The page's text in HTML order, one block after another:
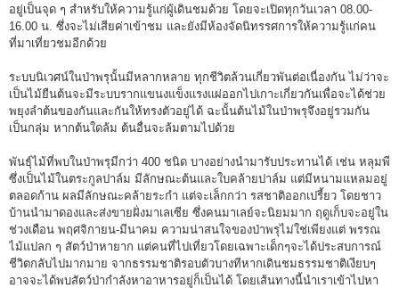
อยู่เป็นจุด ๆ สำหรับให้ความรู้แก่ผู้เดินชมด้วย โดยจะเปิดทุกวันเวลา 08.00-
16.00 น. ซึ่งจะไม่เสียค่าเข้าชม และยังมีห้องจัดนิทรรศการให้ความรู้แก่คน
ที่มาเที่ยวชมอีกด้วย
ระบบนิเวศน์ในป่าพรุนั้นมีหลากหลาย ทุกชีวิตล้วนเกี่ยวพันต่อเนื่องกัน ไม่ว่าจะ
เป็นไม้ยืนต้นจะมีระบบรากแขนงแข็งแรงแผ่ออกไปเกาะเกี่ยวกันเพื่อจะได้ช่วย
พยุงลำต้นของกันและกันให้ทรงตัวอยู่ได้ ฉะนั้นต้นไม้ในป่าพรุจึงอยู่รวมกัน
เป็นกลุ่ม หากต้นใดล้ม ต้นอื่นจะล้มตามไปด้วย
พันธุ์ไม้ที่พบในป่าพรุมีกว่า 400 ชนิด บางอย่างนำมารับประทานได้ เช่น หลุมพี
ซึ่งเป็นไม้ในตระกูลปาล์ม มีลักษณะต้นและใบคล้ายปาล์ม แต่มีหนามแหลมอยู่
ตลอดก้าน ผลมีลักษณะคล้ายระกำ แต่จะเล็กกว่า รสชาติออกเปรี้ยว โดยชาว
บ้านนำมาดองและส่งขายฝั่งมาเลเซีย ซึ่งคนมาเลย์จะนิยมมาก ฤดูเก็บจะอยู่ใน
ช่วงเดือน พฤศจิกายน-มีนาคม ความน่าสนใจของป่าพรุไม่ใช่เพียงแต่ พรรณ
ไม้แปลก ๆ สัตว์ป่าหายาก แต่คนที่ไปเที่ยวโดยเฉพาะเด็กๆจะได้ประสบการณ์
ชีวิตกลับไปมากมาย จากธรรมชาติรอบตัวบางทีหากเดินชมธรรมชาติเงียบๆ
อาจจะได้พบสัตว์ป่ากำลังหาอาหารอยู่ก็เป็นได้ โดยเส้นทางนี้นำเราเข้าไปหา